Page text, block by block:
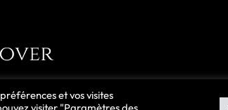
et vos visites